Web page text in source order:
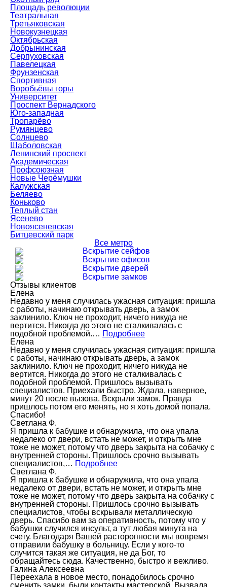
Площадь революции
Театральная
Третьяковская
Новокузнецкая
Октябрьская
Добрынинская
Серпуховская
Павелецкая
Фрунзенская
Спортивная
Воробьёвы горы
Университет
Проспект Вернадского
Юго-западная
Тропарёво
Румянцево
Солнцево
Шаболовская
Ленинский проспект
Академическая
Профсоюзная
Новые Черёмушки
Калужская
Беляево
Коньково
Теплый стан
Ясенево
Новоясеневская
Битцевский парк
Все метро
Вскрытие сейфов
Вскрытие офисов
Вскрытие дверей
Вскрытие замков
Отзывы клиентов
Елена
Недавно у меня случилась ужасная ситуация: пришла
с работы, начинаю открывать дверь, а замок
заклинило. Ключ не проходит, ничего никуда не
вертится. Никогда до этого не сталкивалась с
подобной проблемой.… Подробнее
Елена
Недавно у меня случилась ужасная ситуация: пришла
с работы, начинаю открывать дверь, а замок
заклинило. Ключ не проходит, ничего никуда не
вертится. Никогда до этого не сталкивалась с
подобной проблемой. Пришлось вызывать
специалистов. Приехали быстро. Ждала, наверное,
минут 20 после вызова. Вскрыли замок. Правда
пришлось потом его менять, но я хоть домой попала.
Спасибо!
Светлана Ф.
Я пришла к бабушке и обнаружила, что она упала
недалеко от двери, встать не может, и открыть мне
тоже не может, потому что дверь закрыта на собачку с
внутренней стороны. Пришлось срочно вызывать
специалистов,… Подробнее
Светлана Ф.
Я пришла к бабушке и обнаружила, что она упала
недалеко от двери, встать не может, и открыть мне
тоже не может, потому что дверь закрыта на собачку с
внутренней стороны. Пришлось срочно вызывать
специалистов, чтобы вскрывали металлическую
дверь. Спасибо вам за оперативность, потому что у
бабушки случился инсульт, а тут любая минута на
счету. Благодаря Вашей расторопности мы вовремя
отправили бабушку в больницу. Если у кого-то
случится такая же ситуация, не да Бог, то
обращайтесь сюда. Качественно, быстро и вежливо.
Галина Алексеевна
Переехала в новое место, понадобилось срочно